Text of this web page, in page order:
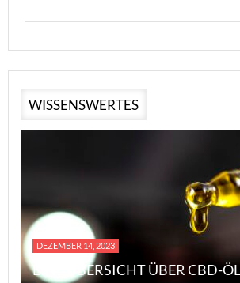
WISSENSWERTES
DEZEMBER 14, 2023
EINE ÜBERSICHT ÜBER CBD-ÖL: